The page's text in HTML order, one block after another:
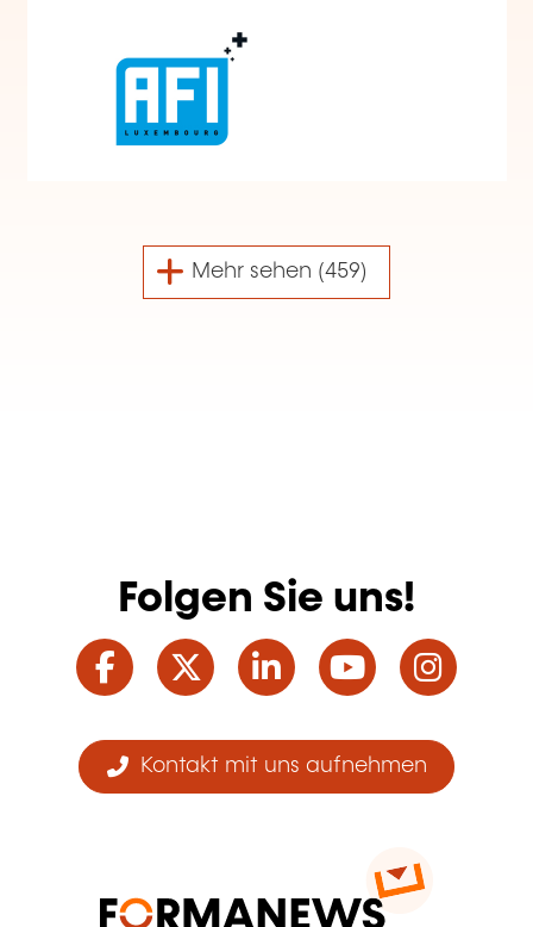
Mehr sehen (459)
Folgen Sie uns!
Facebook
TwitterLinkedInYouTube
Kontakt mit uns aufnehmen